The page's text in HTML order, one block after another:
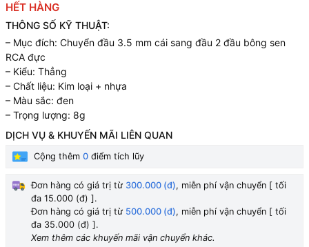
HẾT HÀNG
THÔNG SỐ KỸ THUẬT:
– Mục đích: Chuyển đầu 3.5 mm cái sang đầu 2 đầu bông sen
RCA đực
– Kiểu: Thẳng
– Chất liệu: Kim loại + nhựa
– Màu sắc: đen
– Trọng lượng: 8g
DỊCH VỤ & KHUYẾN MÃI LIÊN QUAN
Cộng thêm 0 điểm tích lũy
Đơn hàng có giá trị từ 300.000 (đ), miễn phí vận chuyển [ tối
đa 15.000 (đ) ].
Đơn hàng có giá trị từ 500.000 (đ), miễn phí vận chuyển [ tối
đa 35.000 (đ) ].
Xem thêm các khuyến mãi vận chuyển khác.